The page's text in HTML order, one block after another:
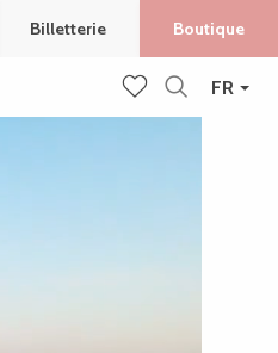
Voir les favoris
Recherche
FR
Billetterie Boutique